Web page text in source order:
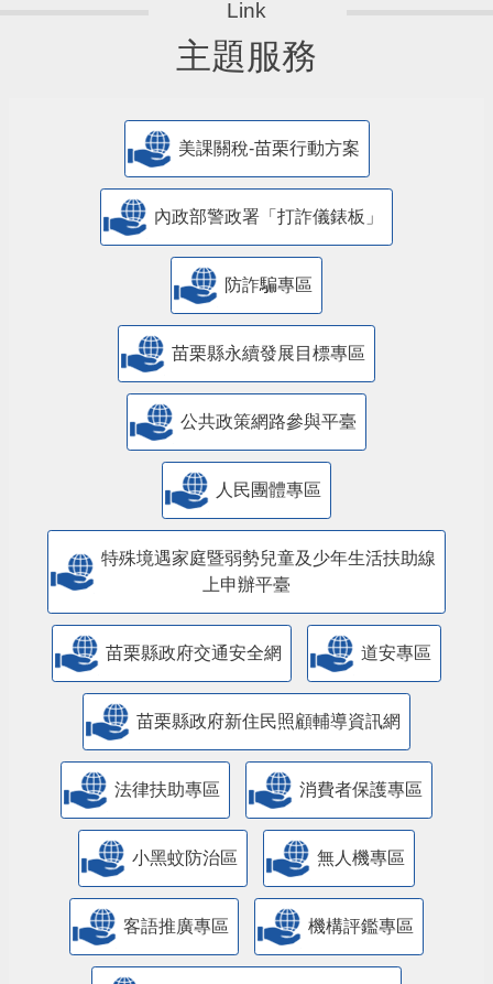
主題服務
美課關稅-苗栗行動方案
內政部警政署「打詐儀錶板」
防詐騙專區
苗栗縣永續發展目標專區
公共政策網路參與平臺
人民團體專區
特殊境遇家庭暨弱勢兒童及少年生活扶助線
上申辦平臺
苗栗縣政府交通安全網 道安專區
苗栗縣政府新住民照顧輔導資訊網
法律扶助專區 消費者保護專區
小黑蚊防治區 無人機專區
客語推廣專區 機構評鑑專區